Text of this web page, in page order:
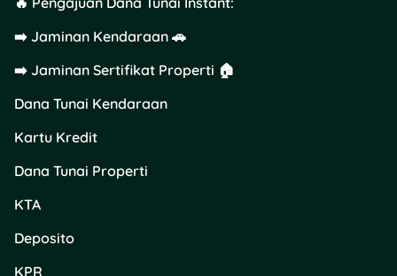
rute
Kualanamuatau
Pilih jadwal
keberangkatan
sesuai kebutuhan
dan jumlah
Selesaikan
account
debit/kredit
➡️ Jaminan Kendaraan 🚗
➡️ Jaminan Sertifikat Properti 🏠
Dana Tunai Kendaraan
Kartu Kredit
Dana Tunai Properti
KTA
Deposito
KPR